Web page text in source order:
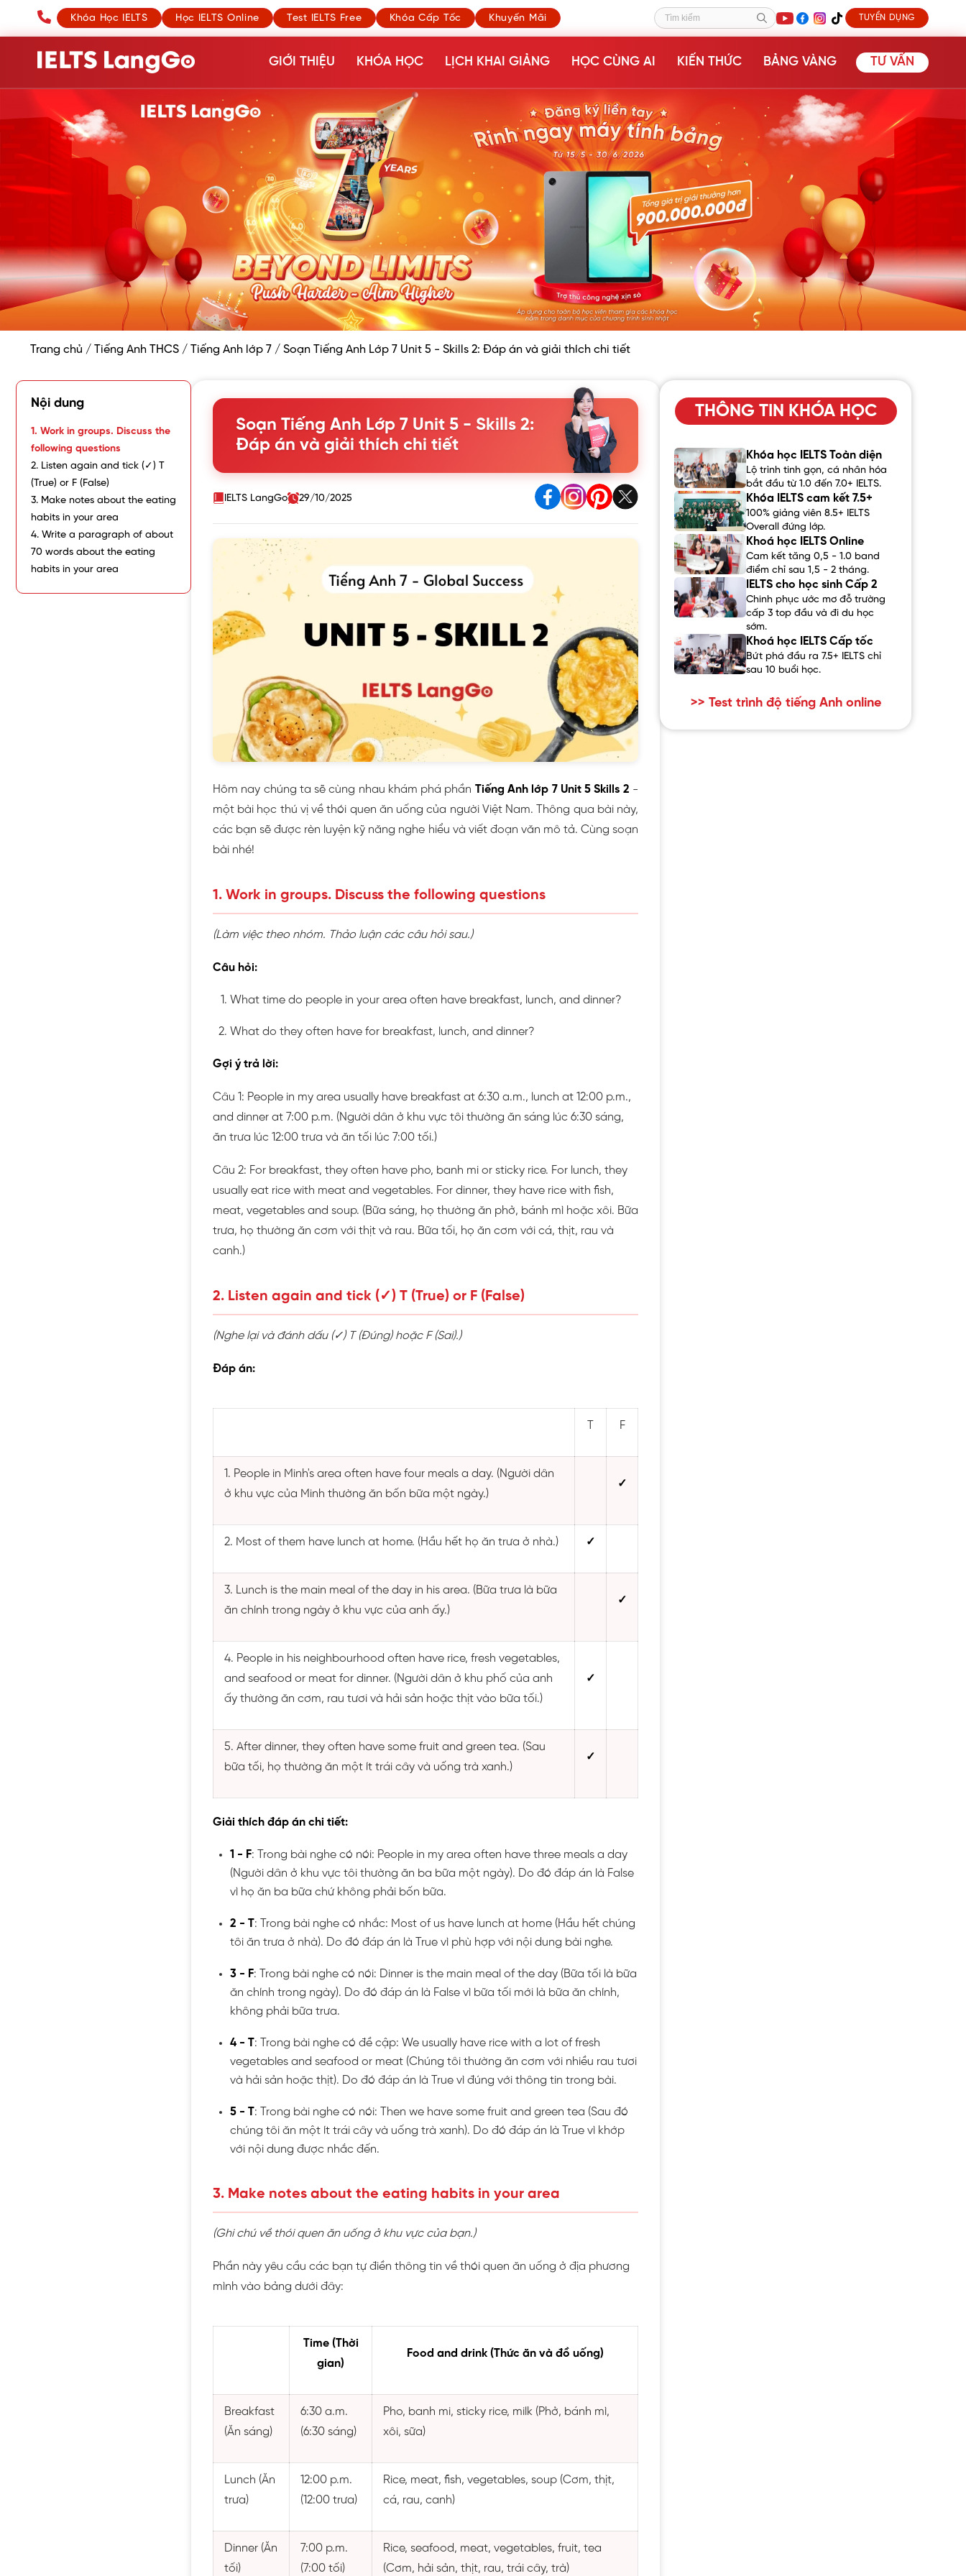
Khóa Học IELTS Học IELTS Online Test IELTS Free Khóa Cấp Tốc Khuyến Mãi Tìm kiếm TUYỂN DỤNG
GIỚI THIỆU KHÓA HỌC LỊCH KHAI GIẢNG HỌC CÙNG AI KIẾN THỨC BẢNG VÀNG TƯ VẤN
Trang chủ / Tiếng Anh THCS / Tiếng Anh lớp 7 / Soạn Tiếng Anh Lớp 7 Unit 5 - Skills 2: Đáp án và giải thích chi tiết
Nội dung
1. Work in groups. Discuss the
following questions
2. Listen again and tick (✓) T
(True) or F (False)
3. Make notes about the eating
habits in your area
4. Write a paragraph of about
70 words about the eating
habits in your area
Soạn Tiếng Anh Lớp 7 Unit 5 - Skills 2:
Đáp án và giải thích chi tiết
IELTS LangGo 29/10/2025
Hôm nay chúng ta sẽ cùng nhau khám phá phần Tiếng Anh lớp 7 Unit 5 Skills 2 -
một bài học thú vị về thói quen ăn uống của người Việt Nam. Thông qua bài này,
các bạn sẽ được rèn luyện kỹ năng nghe hiểu và viết đoạn văn mô tả. Cùng soạn
bài nhé!
1. Work in groups. Discuss the following questions
(Làm việc theo nhóm. Thảo luận các câu hỏi sau.)
Câu hỏi:
What time do people in your area often have breakfast, lunch, and dinner?
What do they often have for breakfast, lunch, and dinner?
Gợi ý trả lời:
Câu 1: People in my area usually have breakfast at 6:30 a.m., lunch at 12:00 p.m.,
and dinner at 7:00 p.m. (Người dân ở khu vực tôi thường ăn sáng lúc 6:30 sáng,
ăn trưa lúc 12:00 trưa và ăn tối lúc 7:00 tối.)
Câu 2: For breakfast, they often have pho, banh mi or sticky rice. For lunch, they
usually eat rice with meat and vegetables. For dinner, they have rice with fish,
meat, vegetables and soup. (Bữa sáng, họ thường ăn phở, bánh mì hoặc xôi. Bữa
trưa, họ thường ăn cơm với thịt và rau. Bữa tối, họ ăn cơm với cá, thịt, rau và
canh.)
2. Listen again and tick (✓) T (True) or F (False)
(Nghe lại và đánh dấu (✓) T (Đúng) hoặc F (Sai).)
Đáp án:
F
1. People in Minh's area often have four meals a day. (Người dân
ở khu vực của Minh thường ăn bốn bữa một ngày.)
✓
2. Most of them have lunch at home. (Hầu hết họ ăn trưa ở nhà.) ✓
3. Lunch is the main meal of the day in his area. (Bữa trưa là bữa
ăn chính trong ngày ở khu vực của anh ấy.)
✓
4. People in his neighbourhood often have rice, fresh vegetables,
and seafood or meat for dinner. (Người dân ở khu phố của anh
ấy thường ăn cơm, rau tươi và hải sản hoặc thịt vào bữa tối.)
✓
5. After dinner, they often have some fruit and green tea. (Sau
bữa tối, họ thường ăn một ít trái cây và uống trà xanh.)
✓
Giải thích đáp án chi tiết:
1 - F: Trong bài nghe có nói: People in my area often have three meals a day
(Người dân ở khu vực tôi thường ăn ba bữa một ngày). Do đó đáp án là False
vì họ ăn ba bữa chứ không phải bốn bữa.
2 - T: Trong bài nghe có nhắc: Most of us have lunch at home (Hầu hết chúng
tôi ăn trưa ở nhà). Do đó đáp án là True vì phù hợp với nội dung bài nghe.
3 - F: Trong bài nghe có nói: Dinner is the main meal of the day (Bữa tối là bữa
ăn chính trong ngày). Do đó đáp án là False vì bữa tối mới là bữa ăn chính,
không phải bữa trưa.
4 - T: Trong bài nghe có đề cập: We usually have rice with a lot of fresh
vegetables and seafood or meat (Chúng tôi thường ăn cơm với nhiều rau tươi
và hải sản hoặc thịt). Do đó đáp án là True vì đúng với thông tin trong bài.
5 - T: Trong bài nghe có nói: Then we have some fruit and green tea (Sau đó
chúng tôi ăn một ít trái cây và uống trà xanh). Do đó đáp án là True vì khớp
với nội dung được nhắc đến.
3. Make notes about the eating habits in your area
(Ghi chú về thói quen ăn uống ở khu vực của bạn.)
Phần này yêu cầu các bạn tự điền thông tin về thói quen ăn uống ở địa phương
mình vào bảng dưới đây:
Time (Thời
gian)
Food and drink (Thức ăn và đồ uống)
Breakfast
(Ăn sáng)
6:30 a.m.
(6:30 sáng)
Pho, banh mi, sticky rice, milk (Phở, bánh mì,
xôi, sữa)
Lunch (Ăn
trưa)
12:00 p.m.
(12:00 trưa)
Rice, meat, fish, vegetables, soup (Cơm, thịt,
cá, rau, canh)
Dinner (Ăn
tối)
7:00 p.m.
(7:00 tối)
Rice, seafood, meat, vegetables, fruit, tea
(Cơm, hải sản, thịt, rau, trái cây, trà)
THÔNG TIN KHÓA HỌC
Khóa học IELTS Toàn diện
Lộ trình tinh gọn, cá nhân hóa
bắt đầu từ 1.0 đến 7.0+ IELTS.
Khóa IELTS cam kết 7.5+
100% giảng viên 8.5+ IELTS
Overall đứng lớp.
Khoá học IELTS Online
Cam kết tăng 0,5 - 1.0 band
điểm chỉ sau 1,5 - 2 tháng.
IELTS cho học sinh Cấp 2
Chinh phục ước mơ đỗ trường
cấp 3 top đầu và đi du học
sớm.
Khoá học IELTS Cấp tốc
Bứt phá đầu ra 7.5+ IELTS chỉ
sau 10 buổi học.
>> Test trình độ tiếng Anh online